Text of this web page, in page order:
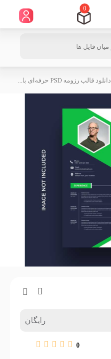
0
دانلود قالب رزومه PSD حرفه‌ای با...
رایگان
0